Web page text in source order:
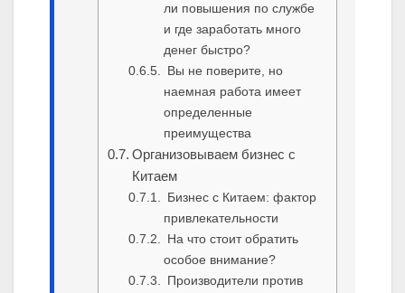
ли повышения по службе
и где заработать много
денег быстро?
Вы не поверите, но
наемная работа имеет
определенные
преимущества
Организовываем бизнес с
Китаем
Бизнес с Китаем: фактор
привлекательности
На что стоит обратить
особое внимание?
Производители против